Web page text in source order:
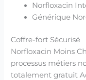
Norfloxacin
Générique
Coffre-fort Sécurisé
Norfloxacin Moins
processus métiers
totalement gratuit